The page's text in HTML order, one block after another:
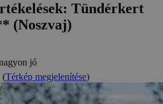
Tündérkert
(Noszvaj)
jó
(Térkép megjelenítése)